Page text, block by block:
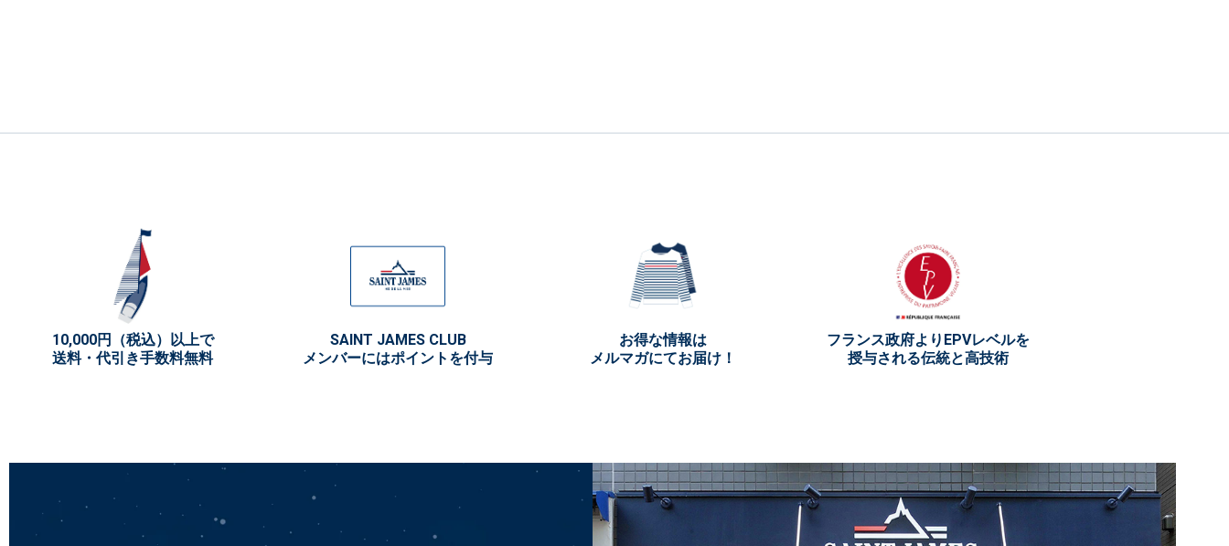
10,000円（税込）以上で
送料・代引き手数料無料
SAINT JAMES CLUB
メンバーにはポイントを付与
お得な情報は
メルマガにてお届け！
フランス政府よりEPVレベルを
授与される伝統と高技術